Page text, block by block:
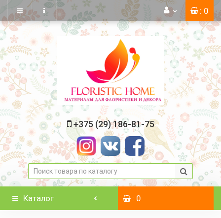
: 0
+375 (29) 186-81-75
Каталог : 0